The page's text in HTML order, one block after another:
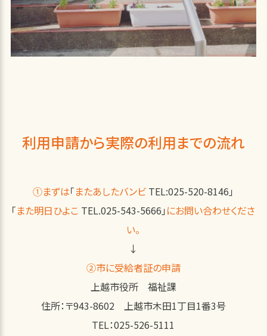
利用申請から実際の利用までの流れ
①まずは「またあしたバンビ TEL:025-520-8146」
「また明日ひよこ TEL.025-543-5666」にお問い合わせくださ
い。
↓
②市に受給者証の申請
上越市役所 福祉課
住所：〒943-8602 上越市木田1丁目1番3号
TEL：025-526-5111